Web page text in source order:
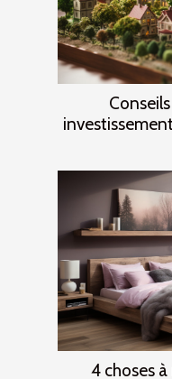
4 choses